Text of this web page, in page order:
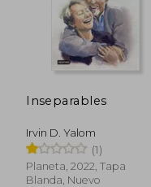
Inseparables
Irvin D. Yalom
(1)
Planeta, 2022, Tapa
Blanda, Nuevo